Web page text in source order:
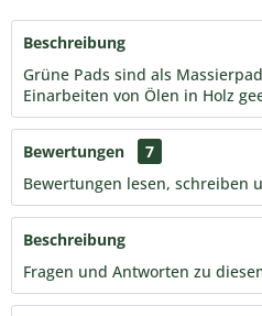
Beschreibung
Grüne Pads sind als
Einarbeiten von Ölen in Holz
Bewertungen
7
Bewertungen lesen, schreiben
Beschreibung
Fragen und Antworten zu